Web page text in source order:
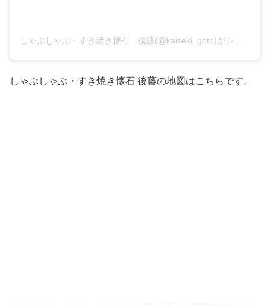
しゃぶしゃぶ・すき焼き懐石 後藤の地図はこちらです。